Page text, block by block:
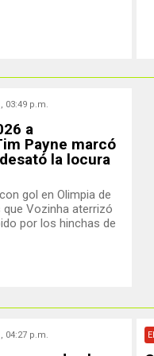
03:49 p.m.
a
Payne marcó
la locura
gol en Olimpia de
que Vozinha aterrizó
por los hinchas de
04:27 p.m.